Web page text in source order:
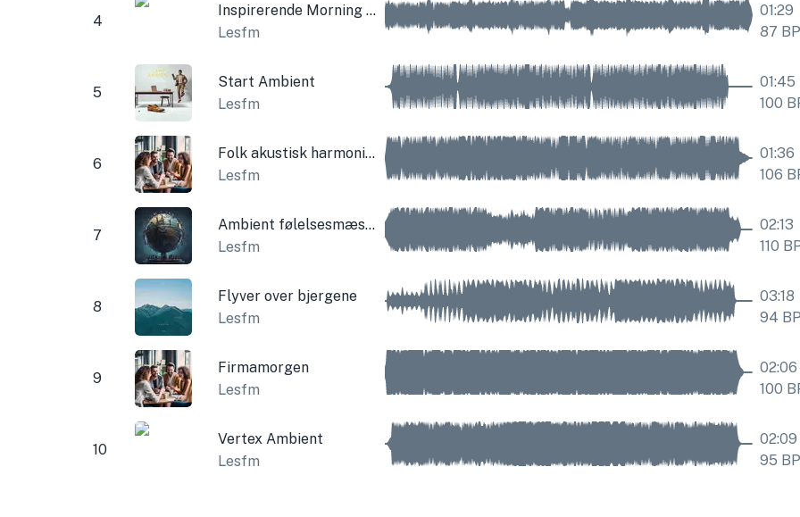
4
Inspirerende Morning Corporation
Lesfm
01:29
87
5
Start Ambient
Lesfm
01:45
100
6
Folk akustisk harmonika
Lesfm
01:36
106
7
Ambient følelsesmæssig trist
Lesfm
02:13
110
8
Flyver over bjergene
Lesfm
03:18
94
9
Firmamorgen
Lesfm
02:06
100
10
Vertex Ambient
Lesfm
02:09
95